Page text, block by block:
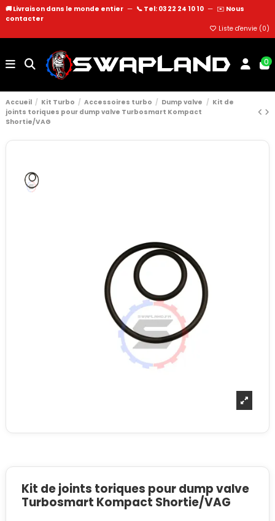
🚚 Livraison dans le monde entier — 📞 Tel: 03 22 24 10 10 — ✉️ Nous
contacter
Liste d'envie (0)
0
Accueil Kit Turbo Accessoires turbo Dump valve
Kit de
joints toriques pour dump valve Turbosmart Kompact
Shortie/VAG
Kit de joints toriques pour dump valve
Turbosmart Kompact Shortie/VAG